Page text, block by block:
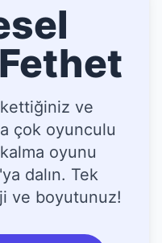
ve
çok oyunculu
oyunu
dalın. Tek
ve boyutunuz!